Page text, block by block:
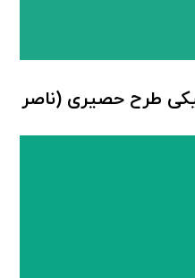
طرح حصیری (ناصر